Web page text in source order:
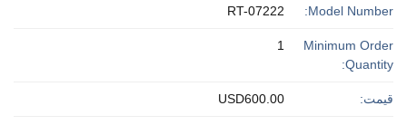
Model Number:
RT-07222
Minimum Order
Quantity:
1
قیمت: USD600.00